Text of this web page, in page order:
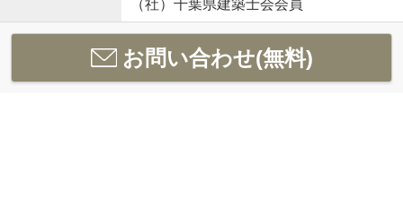
（社）千葉県建築士会会員
お問い合わせ(無料)